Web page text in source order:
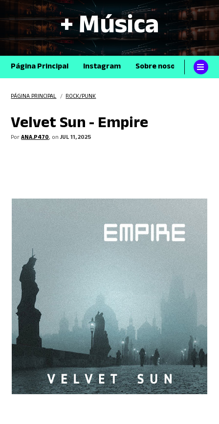
+ Música
Página Principal Instagram Sobre nosotros
PÁGINA PRINCIPAL /ROCK/PUNK
Velvet Sun - Empire
PorANA.P470, onJUL 11, 2025